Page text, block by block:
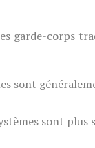
garde-corps
sont
sont